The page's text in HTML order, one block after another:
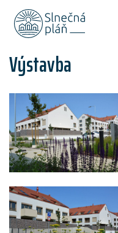
Výstavba